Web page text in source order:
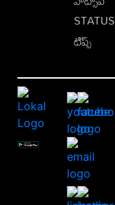
STATUS
టిప్స్